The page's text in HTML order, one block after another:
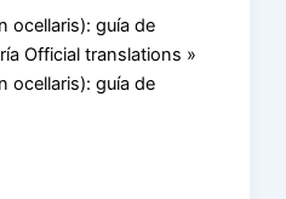
ocellaris): guía de
Official translations »
ocellaris): guía de